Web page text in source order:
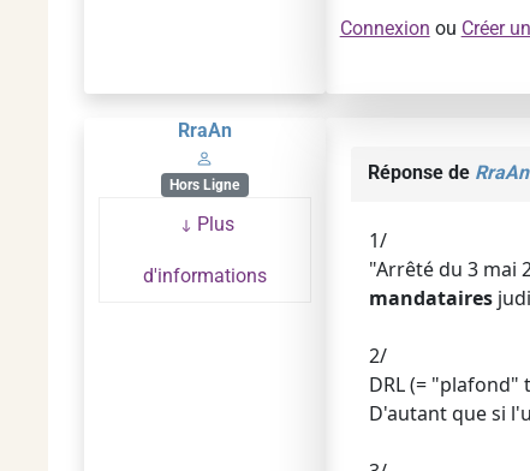
Connexion ou Créer
RraAn
Hors Ligne
Plus
d'informations
Réponse de RraAn
1/
"Arrêté du 3 mai
mandataires
2/
DRL (=
D'autant que si